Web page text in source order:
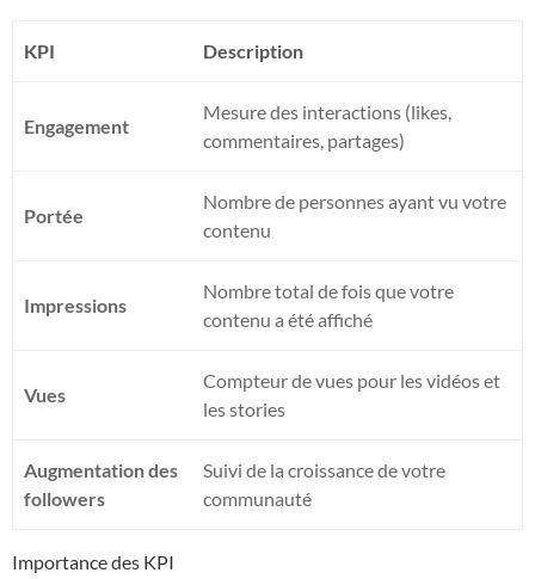
KPI Description
Engagement
Mesure des interactions (likes,
commentaires, partages)
Portée
Nombre de personnes ayant vu votre
contenu
Impressions
Nombre total de fois que votre
contenu a été affiché
Vues
Compteur de vues pour les vidéos et
les stories
Augmentation des
followers
Suivi de la croissance de votre
communauté
Importance des KPI